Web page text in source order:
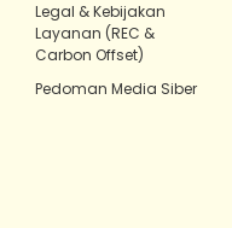
Legal & Kebijakan
Layanan (REC &
Carbon Offset)
Pedoman Media Siber